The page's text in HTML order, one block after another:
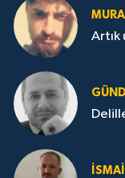
Artık